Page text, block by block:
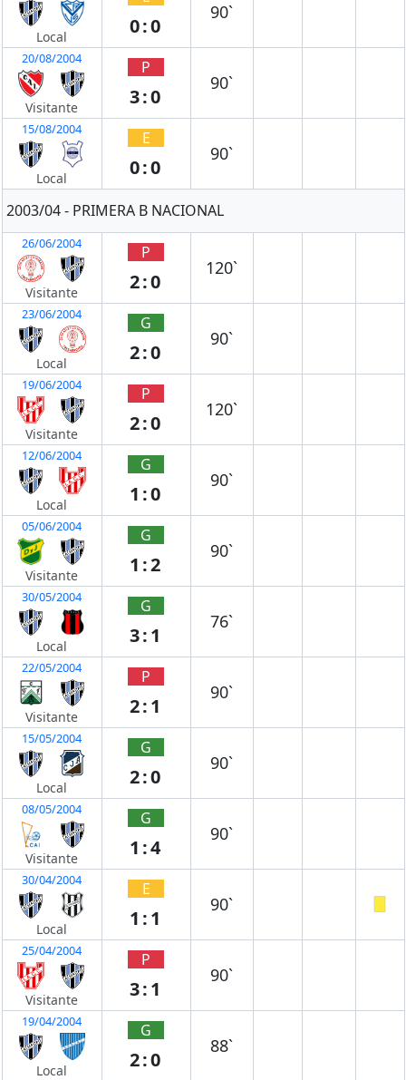
Local 0:0
90`
20/08/2004
Visitante
P
3:0
90`
15/08/2004
Local
E
0:0
90`
2003/04 - PRIMERA B NACIONAL
26/06/2004
Visitante
P
2:0
120`
23/06/2004
Local
G
2:0
90`
19/06/2004
Visitante
P
2:0
120`
12/06/2004
Local
G
1:0
90`
05/06/2004
Visitante
G
1:2
90`
30/05/2004
Local
G
3:1
76`
22/05/2004
Visitante
P
2:1
90`
15/05/2004
Local
G
2:0
90`
08/05/2004
Visitante
G
1:4
90`
30/04/2004
Local
E
1:1
90`
25/04/2004
Visitante
P
3:1
90`
19/04/2004
Local
G
2:0
88`